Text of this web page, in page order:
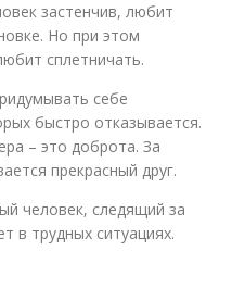
застенчив, любит
Но при этом
сплетничать.
себе
быстро отказывается.
– это доброта. За
прекрасный друг.
человек, следящий за
в трудных ситуациях.